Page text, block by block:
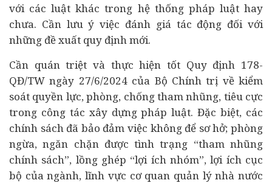
với các luật khác trong hệ thống pháp luật hay
chưa. Cần lưu ý việc đánh giá tác động đối với
những đề xuất quy định mới.
Cần quán triệt và thực hiện tốt Quy định 178-
QĐ/TW ngày 27/6/2024 của Bộ Chính trị về kiểm
soát quyền lực, phòng, chống tham nhũng, tiêu cực
trong công tác xây dựng pháp luật. Đặc biệt, các
chính sách đã bảo đảm việc không để sơ hở; phòng
ngừa, ngăn chặn được tình trạng “tham nhũng
chính sách”, lồng ghép “lợi ích nhóm”, lợi ích cục
bộ của ngành, lĩnh vực cơ quan quản lý nhà nước